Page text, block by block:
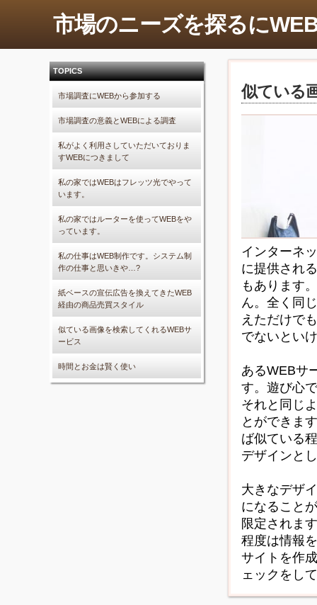
市場のニーズを探るに
TOPICS
市場調査にWEBから参加する
市場調査の意義とWEBによる調査
私がよく利用さしていただいておりま
すWEBにつきまして
私の家ではWEBはフレッツ光でやって
います。
私の家ではルーターを使ってWEBをや
っています。
私の仕事はWEB制作です。システム制
作の仕事と思いきや…?
紙ベースの宣伝広告を換えてきたWEB
経由の商品売買スタイル
似ている画像を検索してくれるWEBサ
ービス
時間とお金は賢く使い
似ている
インターネ
に提供され
もあります
ん。全く同
えただけで
でないとい
あるWEBサ
す。遊び心
それと同じ
とができま
ば似ている
デザインと
大きなデザ
になること
限定されま
程度は情報
サイトを作
ェックをし